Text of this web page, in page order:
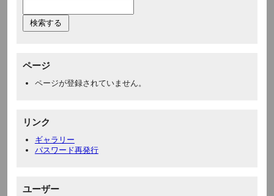
ページ
ページが登録されていません。
リンク
ギャラリー
パスワード再発行
ユーザー